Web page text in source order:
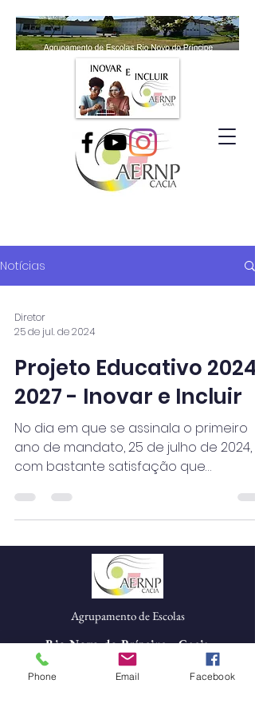
Notícias
Diretor
25 de jul. de 2024
Projeto Educativo 2024-
2027 - Inovar e Incluir
No dia em que se assinala o primeiro
ano de mandato, 25 de julho de 2024, é
com bastante satisfação que
Agrupamento de Escolas
Rio Novo do Príncipe - Cacia
Morada:
Av. Manuel Álvaro Lopes Pereira
Phone Email Facebook